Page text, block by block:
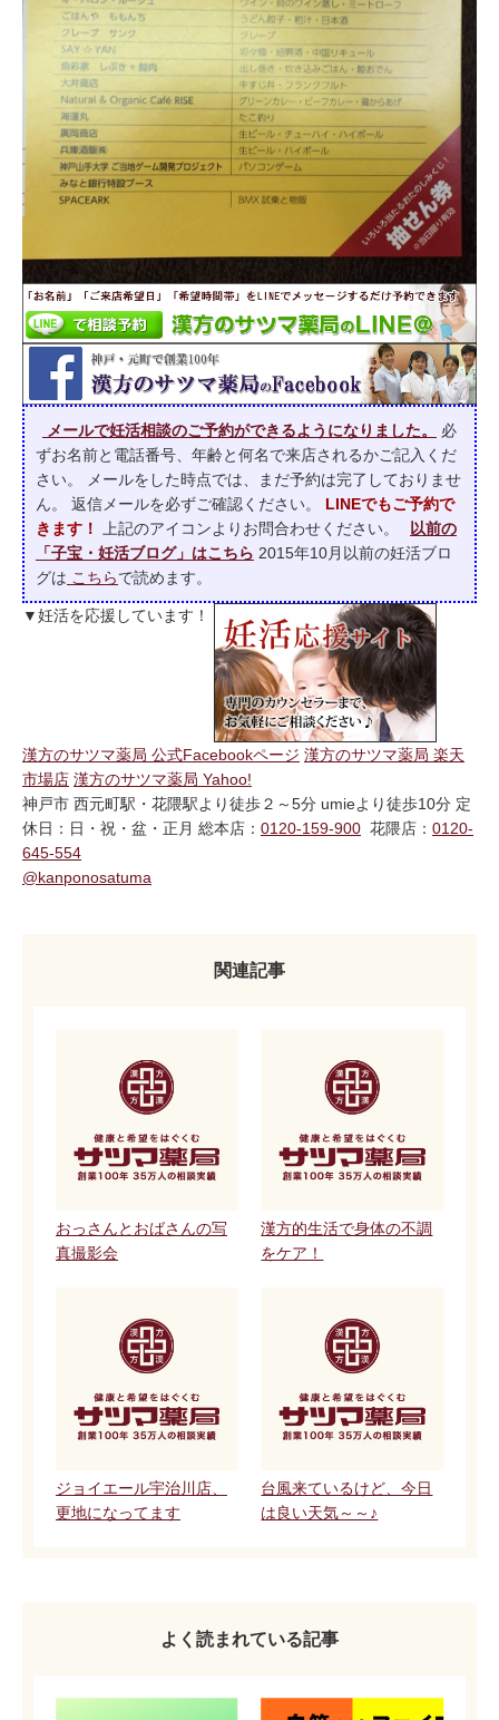
メールで妊活相談のご予約ができるようになりました。
必
ずお名前と電話番号、年齢と何名で来店されるかご記入くだ
さい。 メールをした時点では、まだ予約は完了しておりませ
ん。 返信メールを必ずご確認ください。 LINEでもご予約で
きます！
上記のアイコンよりお問合わせください。
以前の
「子宝・妊活ブログ」はこちら 2015年10月以前の妊活ブロ
グは こちらで読めます。
▼妊活を応援しています！
漢方のサツマ薬局 公式Facebookページ 漢方のサツマ薬局 楽天
市場店 漢方のサツマ薬局 Yahoo!
神戸市 西元町駅・花隈駅より徒歩２～5分 umieより徒歩10分 定
休日：日・祝・盆・正月 総本店： 0120-159-900 花隈店： 0120-
645-554
@kanponosatuma
関連記事
おっさんとおばさんの写
真撮影会
漢方的生活で身体の不調
をケア！
ジョイエール宇治川店、
更地になってます
台風来ているけど、今日
は良い天気～～♪
よく読まれている記事